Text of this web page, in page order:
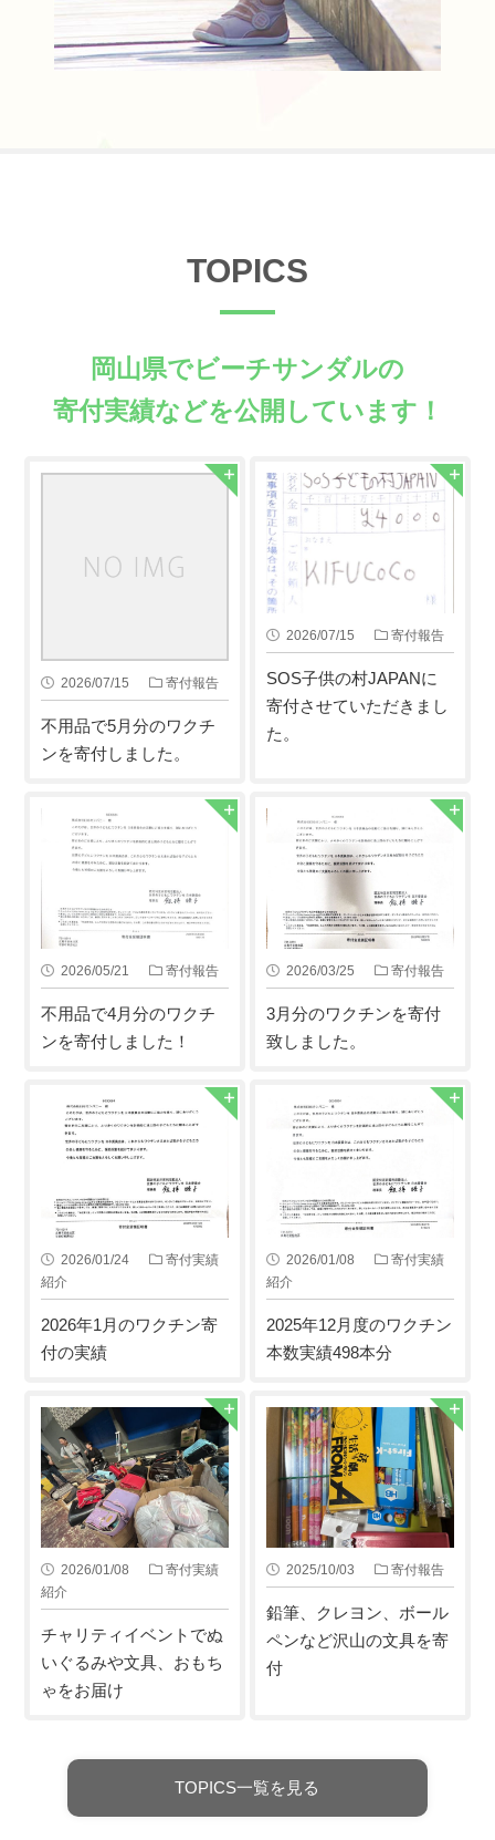
TOPICS
岡山県でビーチサンダルの
寄付実績などを公開しています！
2026/07/15 寄付報告
不用品で5月分のワクチ
ンを寄付しました。
2026/07/15 寄付報告
SOS子供の村JAPANに
寄付させていただきまし
た。
2026/05/21 寄付報告
不用品で4月分のワクチ
ンを寄付しました！
2026/03/25 寄付報告
3月分のワクチンを寄付
致しました。
2026/01/24
寄付実績
紹介
2026年1月のワクチン寄
付の実績
2026/01/08
寄付実績
紹介
2025年12月度のワクチン
本数実績498本分
2026/01/08
寄付実績
紹介
チャリティイベントでぬ
いぐるみや文具、おもち
ゃをお届け
2025/10/03 寄付報告
鉛筆、クレヨン、ボール
ペンなど沢山の文具を寄
付
TOPICS一覧を見る